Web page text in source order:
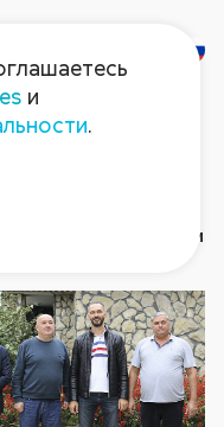
2024non-stop
2024
и
.